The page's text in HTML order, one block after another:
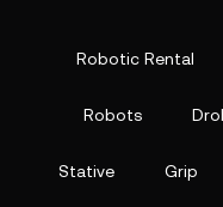
Robotic Rental
Robots
Stative Grip